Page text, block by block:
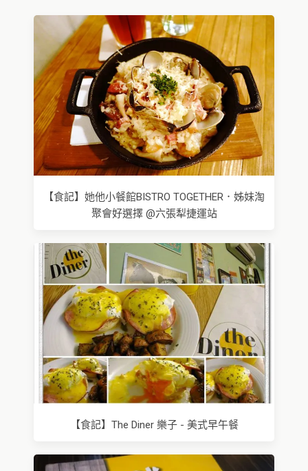
【食記】她他小餐館BISTRO TOGETHER．姊妹淘
聚會好選擇 @六張犁捷運站
【食記】The Diner 樂子 - 美式早午餐